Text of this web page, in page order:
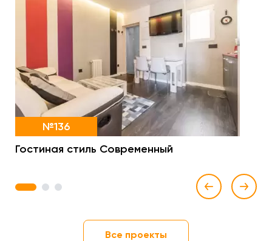
№136
Гостиная стиль Современный
1 2 3
Все проекты